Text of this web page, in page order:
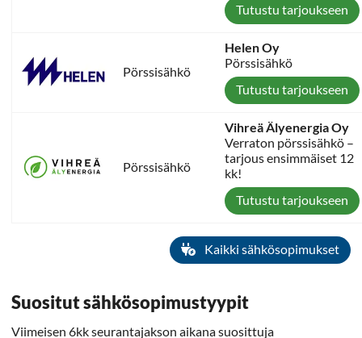
Tutustu tarjoukseen
Pörssisähkö
Helen Oy
Pörssisähkö
Tutustu tarjoukseen
Pörssisähkö
Vihreä Älyenergia Oy
Verraton pörssisähkö –
tarjous ensimmäiset 12
kk!
Tutustu tarjoukseen
Kaikki sähkösopimukset
Suositut sähkösopimustyypit
Viimeisen 6kk seurantajakson aikana suosittuja